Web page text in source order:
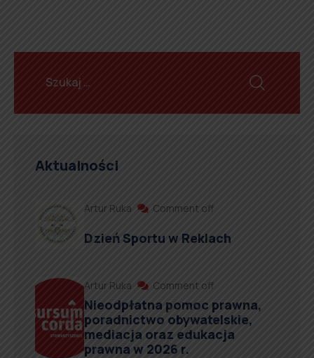
Aktualności
Artur Ruka Comment off
Dzień Sportu w Reklach
Artur Ruka Comment off
Nieodpłatna pomoc prawna,
poradnictwo obywatelskie,
mediacja oraz edukacja
prawna w 2026 r.